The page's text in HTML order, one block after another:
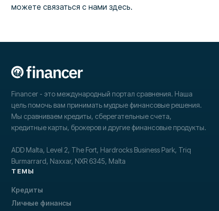
можете связаться с нами здесь.
Financer - это международный портал сравнения. Наша
цель помочь вам принимать мудрые финансовые решения.
Мы сравниваем кредиты, сберегательные счета,
кредитные карты, брокеров и другие финансовые продукты.
ADD Malta, Level 2, The Fort, Hardrocks Business Park, Triq
Burmarrard, Naxxar, NXR 6345, Malta
ТЕМЫ
Кредиты
Личные финансы